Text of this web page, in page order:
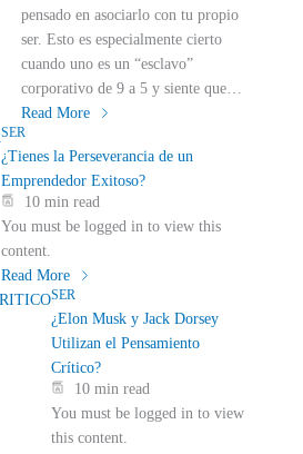
pensado en asociarlo con tu propio
ser. Esto es especialmente cierto
cuando uno es un “esclavo”
corporativo de 9 a 5 y siente que…
Read More
SER
¿Tienes la Perseverancia de un
Emprendedor Exitoso?
10 min read
You must be logged in to view this
content.
Read More
SER
¿Elon Musk y Jack Dorsey
Utilizan el Pensamiento
Crítico?
10 min read
You must be logged in to view
this content.